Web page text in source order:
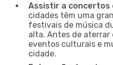
Assistir a concertos
cidades têm uma
festivais de música
alta. Antes de aterrar
eventos culturais e
cidade.